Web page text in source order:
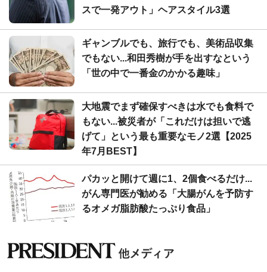
スで一発アウト」ヘアスタイル3選
ギャンブルでも、旅行でも、美術品収集
でもない...和田秀樹が手を出すなという
「世の中で一番金のかかる趣味」
大地震でまず確保すべきは水でも食料で
もない...被災者が「これだけは担いで逃
げて」という最も重要なモノ2選【2025
年7月BEST】
パカッと開けて週に1、2個食べるだけ...
がん専門医が勧める「大腸がんを予防す
るオメガ脂肪酸たっぷり食品」